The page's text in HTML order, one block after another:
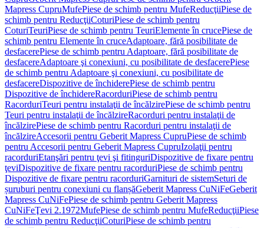
Mapress CupruMufePiese de schimb pentru MufeReducţiiPiese de
schimb pentru ReducţiiCoturiPiese de schimb pentru
CoturiTeuriPiese de schimb pentru TeuriElemente în crucePiese de
schimb pentru Elemente în cruceAdaptoare, fără posibilitate de
desfacerePiese de schimb pentru Adaptoare, fără posibilitate de
desfacereAdaptoare şi conexiuni, cu posibilitate de desfacerePiese
de schimb pentru Adaptoare şi conexiuni, cu posibilitate de
desfacereDispozitive de închiderePiese de schimb pentru
Dispozitive de închidereRacorduriPiese de schimb pentru
RacorduriTeuri pentru instalaţii de încălzirePiese de schimb pentru
Teuri pentru instalaţii de încălzireRacorduri pentru instalaţii de
încălzirePiese de schimb pentru Racorduri pentru instalaţii de
încălzireAccesorii pentru Geberit Mapress CupruPiese de schimb
pentru Accesorii pentru Geberit Mapress CupruIzolaţii pentru
racorduriEtanşări pentru ţevi şi fitinguriDispozitive de fixare pentru
ţeviDispozitive de fixare pentru racorduriPiese de schimb pentru
Dispozitive de fixare pentru racorduriGarnituri de sistemSeturi de
șuruburi pentru conexiuni cu flanșăGeberit Mapress CuNiFeGeberit
Mapress CuNiFePiese de schimb pentru Geberit Mapress
CuNiFeŢevi 2.1972MufePiese de schimb pentru MufeReducţiiPiese
de schimb pentru ReducţiiCoturiPiese de schimb pentru